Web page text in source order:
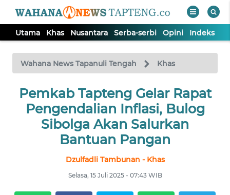
Utama Khas Nusantara Serba-serbi Opini Indeks
Wahana News Tapanuli Tengah Khas
Pemkab Tapteng Gelar Rapat
Pengendalian Inflasi, Bulog
Sibolga Akan Salurkan
Bantuan Pangan
Dzulfadli Tambunan - Khas
Selasa, 15 Juli 2025 - 07:43 WIB
TV
Tutup
UTAMA
SERBI